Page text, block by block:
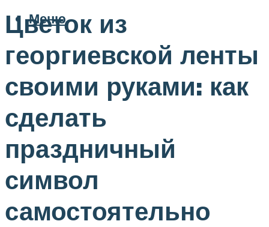
Меню
Цветок из
георгиевской ленты
своими руками: как
сделать
праздничный
символ
самостоятельно